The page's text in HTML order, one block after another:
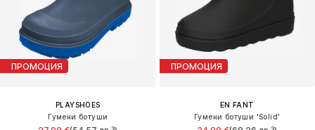
ПРОМОЦИЯ
PLAYSHOES
Гумени ботуши
ПРОМОЦИЯ
EN FANT
Гумени ботуши 'Solid'